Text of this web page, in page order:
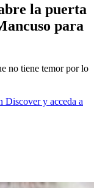
la puerta
para
no tiene temor por lo
Discover y acceda a